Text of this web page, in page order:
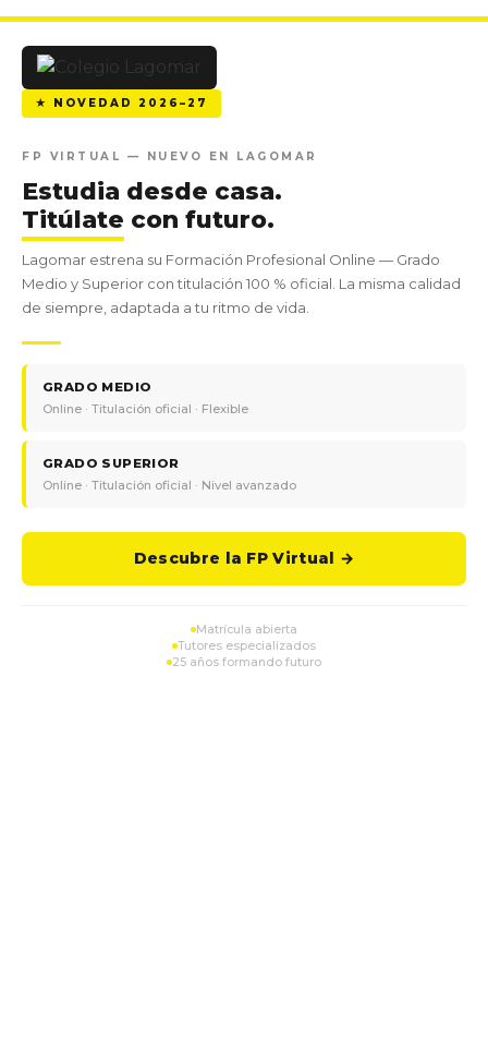
★ NOVEDAD 2026–27
FP VIRTUAL — NUEVO EN LAGOMAR
Estudia desde casa.
Titúlate con futuro.
Lagomar estrena su Formación Profesional Online — Grado
Medio y Superior con titulación 100 % oficial. La misma calidad
de siempre, adaptada a tu ritmo de vida.
GRADO MEDIO
Online · Titulación oficial · Flexible
GRADO SUPERIOR
Online · Titulación oficial · Nivel avanzado
Descubre la FP Virtual →
Matrícula abierta
Tutores especializados
25 años formando futuro